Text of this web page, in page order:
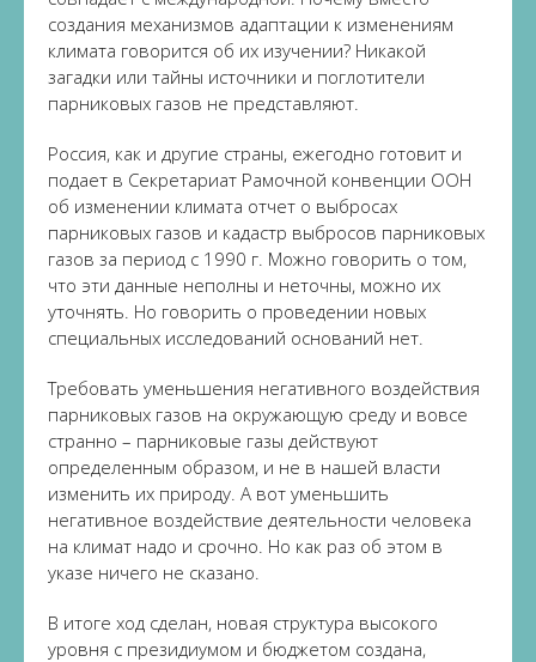
создания механизмов адаптации к изменениям
климата говорится об их изучении? Никакой
загадки или тайны источники и поглотители
парниковых газов не представляют.
Россия, как и другие страны, ежегодно готовит и
подает в Секретариат Рамочной конвенции ООН
об изменении климата отчет о выбросах
парниковых газов и кадастр выбросов парниковых
газов за период с 1990 г. Можно говорить о том,
что эти данные неполны и неточны, можно их
уточнять. Но говорить о проведении новых
специальных исследований оснований нет.
Требовать уменьшения негативного воздействия
парниковых газов на окружающую среду и вовсе
странно – парниковые газы действуют
определенным образом, и не в нашей власти
изменить их природу. А вот уменьшить
негативное воздействие деятельности человека
на климат надо и срочно. Но как раз об этом в
указе ничего не сказано.
В итоге ход сделан, новая структура высокого
уровня с президиумом и бюджетом создана,